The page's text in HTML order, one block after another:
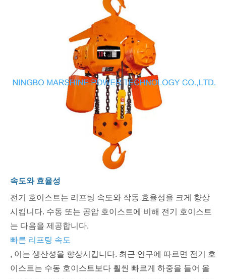
속도와 효율성
전기 호이스트는 리프팅 속도와 작동 효율성을 크게 향상
시킵니다. 수동 또는 공압 호이스트에 비해 전기 호이스트
는 다음을 제공합니다.
빠른 리프팅 속도
, 이는 생산성을 향상시킵니다. 최근 연구에 따르면 전기 호
이스트는 수동 호이스트보다 훨씬 빠르게 하중을 들어 올